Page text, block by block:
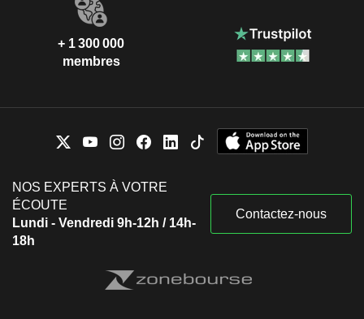
+ 1 300 000
membres
NOS EXPERTS À VOTRE
ÉCOUTE
Lundi - Vendredi 9h-12h / 14h-
18h
Contactez-nous